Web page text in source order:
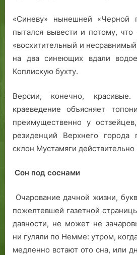
«Синеву» нынешней «Черной
пытался вывести и потому, что
«восхитительный и
на два синеющих вдали
Коплискую бухту.
Версии, конечно,
краеведение объясняет
преимущественно у
резиденций Верхнего города
склон Мустамяги действительно
Сон под соснами
Очарование дачной жизни,
пожелтевшей газетной
давности, не может не
ни гуляли по Немме: утром,
медленно встают ото сна, или